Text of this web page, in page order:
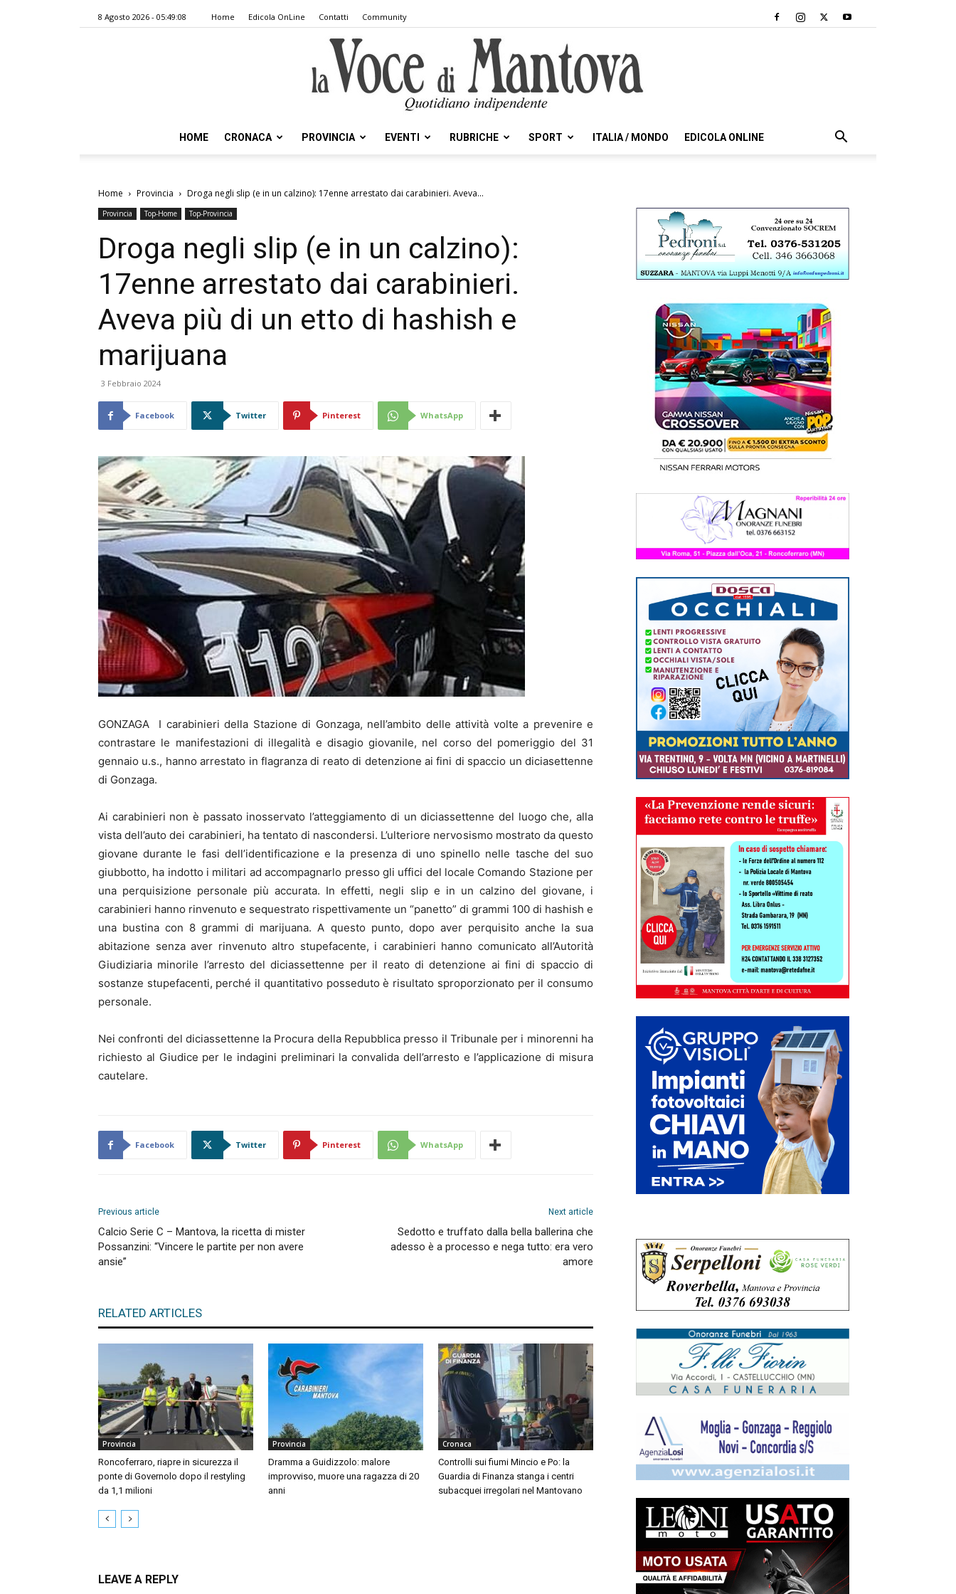
8 Agosto 2026 - 05:49:08 Home Edicola OnLine Contatti Community
Voce
HOME CRONACA PROVINCIA EVENTI RUBRICHE SPORT ITALIA / MONDO EDICOLA ONLINE
Home Provincia Droga negli slip (e in un calzino): 17enne arrestato dai carabinieri. Aveva...
Provincia Top-Home Top-Provincia
Droga negli slip (e in un calzino):
17enne arrestato dai carabinieri.
Aveva più di un etto di hashish e
marijuana
3 Febbraio 2024
Facebook Twitter Pinterest WhatsApp
GONZAGA I carabinieri della Stazione di Gonzaga, nell’ambito delle attività volte a prevenire e
contrastare le manifestazioni di illegalità e disagio giovanile, nel corso del pomeriggio del 31
gennaio u.s., hanno arrestato in flagranza di reato di detenzione ai fini di spaccio un diciasettenne
di Gonzaga.
Ai carabinieri non è passato inosservato l’atteggiamento di un diciassettenne del luogo che, alla
vista dell’auto dei carabinieri, ha tentato di nascondersi. L’ulteriore nervosismo mostrato da questo
giovane durante le fasi dell’identificazione e la presenza di uno spinello nelle tasche del suo
giubbotto, ha indotto i militari ad accompagnarlo presso gli uffici del locale Comando Stazione per
una perquisizione personale più accurata. In effetti, negli slip e in un calzino del giovane, i
carabinieri hanno rinvenuto e sequestrato rispettivamente un “panetto” di grammi 100 di hashish e
una bustina con 8 grammi di marijuana. A questo punto, dopo aver perquisito anche la sua
abitazione senza aver rinvenuto altro stupefacente, i carabinieri hanno comunicato all’Autorità
Giudiziaria minorile l’arresto del diciassettenne per il reato di detenzione ai fini di spaccio di
sostanze stupefacenti, perché il quantitativo posseduto è risultato sproporzionato per il consumo
personale.
Nei confronti del diciassettenne la Procura della Repubblica presso il Tribunale per i minorenni ha
richiesto al Giudice per le indagini preliminari la convalida dell’arresto e l’applicazione di misura
cautelare.
Facebook Twitter Pinterest WhatsApp
Previous article
Calcio Serie C – Mantova, la ricetta di mister
Possanzini: “Vincere le partite per non avere
ansie”
Next article
Sedotto e truffato dalla bella ballerina che
adesso è a processo e nega tutto: era vero
amore
RELATED ARTICLES
Provincia
Roncoferraro, riapre in sicurezza il
ponte di Governolo dopo il restyling
da 1,1 milioni
Provincia
Dramma a Guidizzolo: malore
improvviso, muore una ragazza di 20
anni
Cronaca
Controlli sui fiumi Mincio e Po: la
Guardia di Finanza stanga i centri
subacquei irregolari nel Mantovano
LEAVE A REPLY